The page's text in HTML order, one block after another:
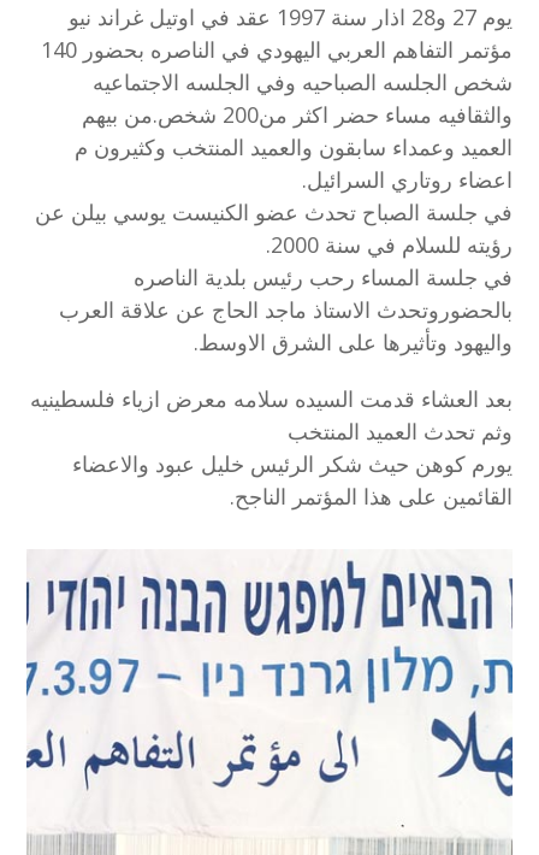
يوم 27 و28 اذار سنة 1997 عقد في اوتيل غراند نيو
مؤتمر التفاهم العربي اليهودي في الناصره بحضور 140
شخص الجلسه الصباحيه وفي الجلسه الاجتماعيه
والثقافيه مساء حضر اكثر من200 شخص.من بيهم
العميد وعمداء سابقون والعميد المنتخب وكثيرون م
اعضاء روتاري السرائيل.
في جلسة الصباح تحدث عضو الكنيست يوسي بيلن عن
رؤيته للسلام في سنة 2000.
في جلسة المساء رحب رئيس بلدية الناصره
بالحضوروتحدث الاستاذ ماجد الحاج عن علاقة العرب
واليهود وتأثيرها على الشرق الاوسط.
بعد العشاء قدمت السيده سلامه معرض ازياء فلسطينيه
وثم تحدث العميد المنتخب
يورم كوهن حيث شكر الرئيس خليل عبود والاعضاء
القائمين على هذا المؤتمر الناجح.